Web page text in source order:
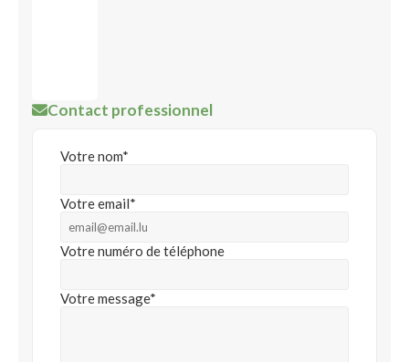
Contact professionnel
Votre nom*
Votre email*
Votre numéro de téléphone
Votre message*